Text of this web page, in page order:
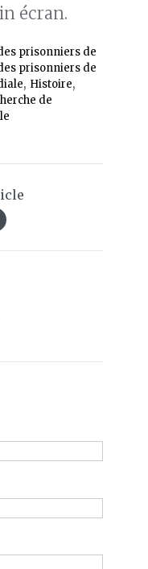
écran.
prisonniers de
prisonniers de
, Histoire,
de